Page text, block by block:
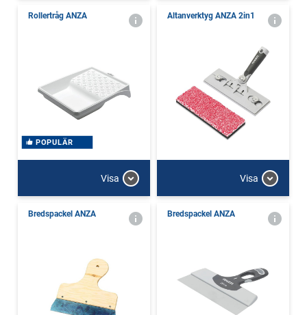
Rollertråg ANZA
POPULÄR
Visa
Altanverktyg ANZA 2in1
Visa
Bredspackel ANZA Bredspackel ANZA